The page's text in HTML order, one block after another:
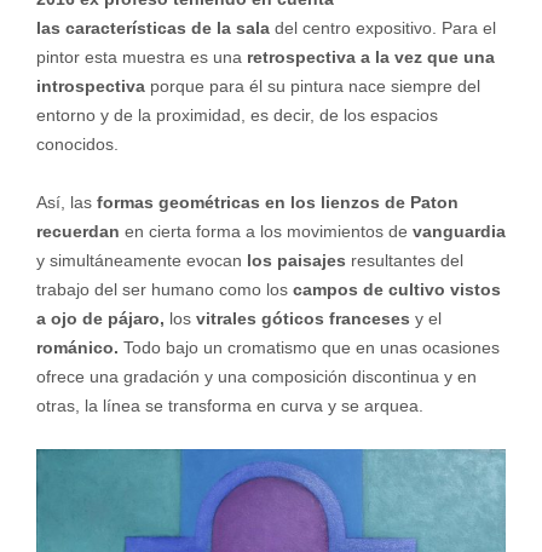
las características de la saladel centro expositivo. Para el
pintor esta muestra es una retrospectiva a la vez que una
introspectivaporque para él su pintura nace siempre del
entorno y de la proximidad, es decir, de los espacios
conocidos.
Así, las formas geométricas en los lienzos de Paton
recuerdan en cierta forma a los movimientos de vanguardia
y simultáneamente evocan los paisajes resultantes del
trabajo del ser humano como los campos de cultivo vistos
a ojo de pájaro, los vitrales góticos franceses y el
románico. Todo bajo un cromatismo que en unas ocasiones
ofrece una gradación y una composición discontinua y en
otras, la línea se transforma en curva y se arquea.